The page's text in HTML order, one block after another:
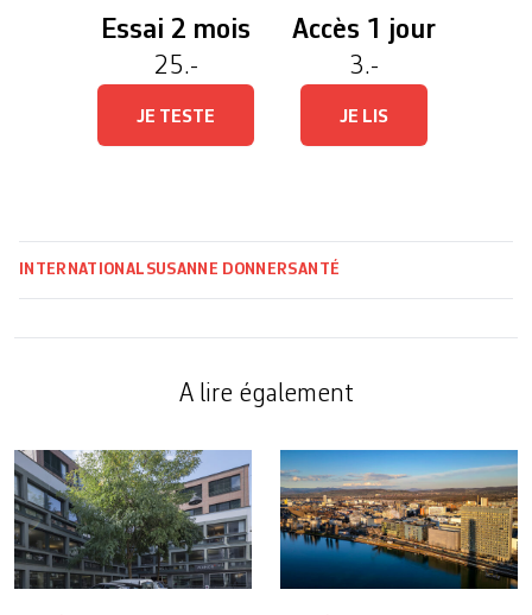
Essai 2 mois
25.-
JE TESTE
Accès 1 jour
3.-
JE LIS
INTERNATIONAL SUSANNE DONNERSANTÉ
A lire également